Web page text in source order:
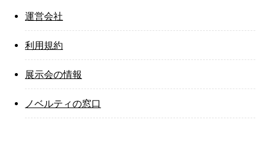
運営会社
利用規約
展示会の情報
ノベルティの窓口